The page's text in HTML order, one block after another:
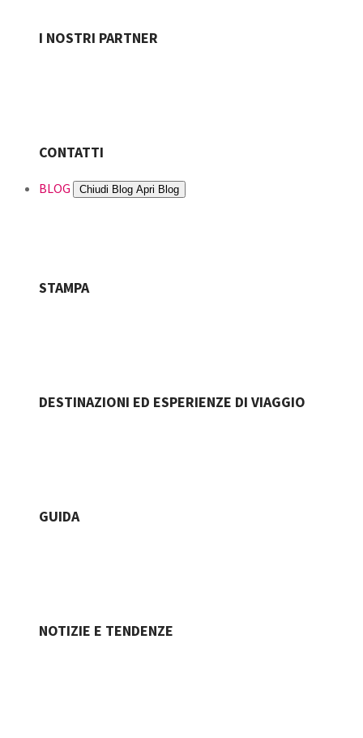
I NOSTRI PARTNER
CONTATTI
BLOG Chiudi Blog Apri Blog
STAMPA
DESTINAZIONI ED ESPERIENZE DI VIAGGIO
GUIDA
NOTIZIE E TENDENZE